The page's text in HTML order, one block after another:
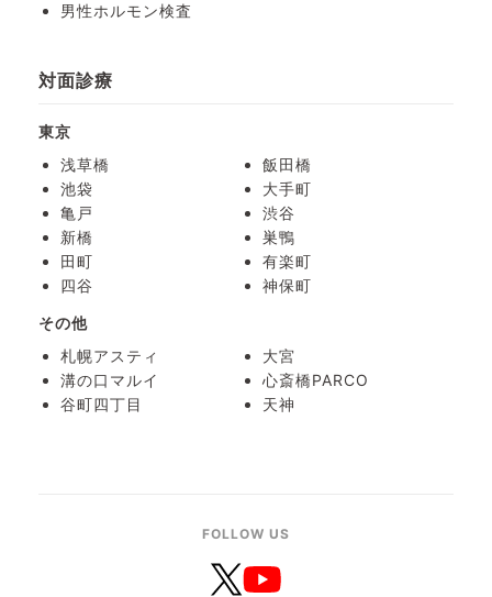
男性ホルモン検査
対面診療
東京
浅草橋
飯田橋
池袋
大手町
亀戸
渋谷
新橋
巣鴨
田町
有楽町
四谷
神保町
その他
札幌アスティ
大宮
溝の口マルイ
心斎橋PARCO
谷町四丁目
天神
FOLLOW US